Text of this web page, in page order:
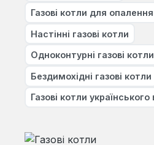
Газові котли для
Настінні газові котли
Одноконтурні газові котли
Бездимохідні газові котли
Газові котли